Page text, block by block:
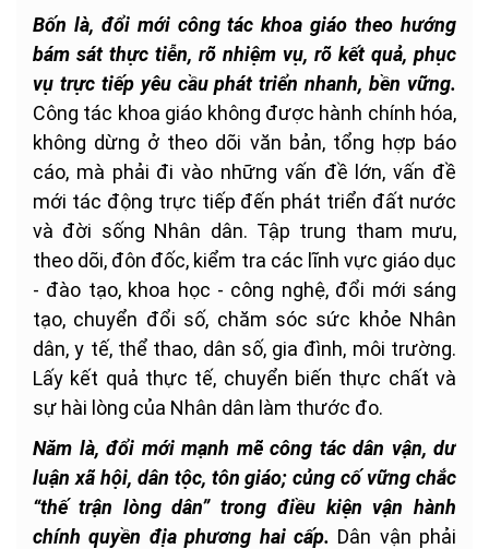
Bốn là, đổi mới công tác khoa giáo theo hướng
bám sát thực tiễn, rõ nhiệm vụ, rõ kết quả, phục
vụ trực tiếp yêu cầu phát triển nhanh, bền vững.
Công tác khoa giáo không được hành chính hóa,
không dừng ở theo dõi văn bản, tổng hợp báo
cáo, mà phải đi vào những vấn đề lớn, vấn đề
mới tác động trực tiếp đến phát triển đất nước
và đời sống Nhân dân. Tập trung tham mưu,
theo dõi, đôn đốc, kiểm tra các lĩnh vực giáo dục
- đào tạo, khoa học - công nghệ, đổi mới sáng
tạo, chuyển đổi số, chăm sóc sức khỏe Nhân
dân, y tế, thể thao, dân số, gia đình, môi trường.
Lấy kết quả thực tế, chuyển biến thực chất và
sự hài lòng của Nhân dân làm thước đo.
Năm là, đổi mới mạnh mẽ công tác dân vận, dư
luận xã hội, dân tộc, tôn giáo; củng cố vững chắc
“thế trận lòng dân” trong điều kiện vận hành
chính quyền địa phương hai cấp. Dân vận phải